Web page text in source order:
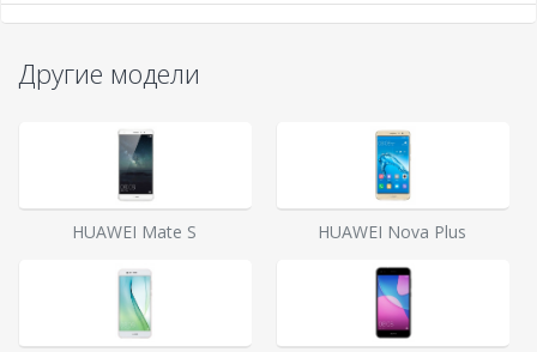
Другие модели
HUAWEI Mate S HUAWEI Nova Plus